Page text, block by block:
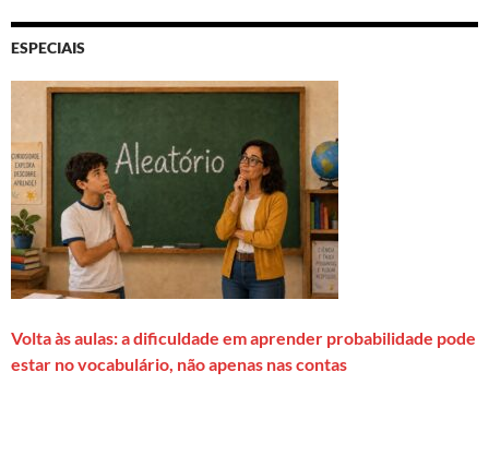
ESPECIAIS
Volta às aulas: a dificuldade em aprender probabilidade pode
estar no vocabulário, não apenas nas contas